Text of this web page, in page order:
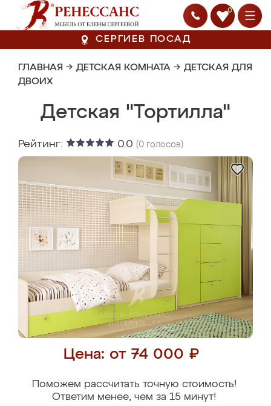
0
СЕРГИЕВ ПОСАД
ГЛАВНАЯ → ДЕТСКАЯ КОМНАТА → ДЕТСКАЯ ДЛЯ
ДВОИХ
Детская "Тортилла"
Рейтинг: 0.0 (0 голосов)
Цена: от 74 000 ₽
Поможем рассчитать точную стоимость!
Ответим менее, чем за 15 минут!